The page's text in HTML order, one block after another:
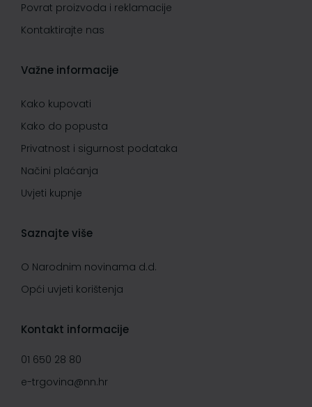
Povrat proizvoda i reklamacije
Kontaktirajte nas
Važne informacije
Kako kupovati
Kako do popusta
Privatnost i sigurnost podataka
Načini plaćanja
Uvjeti kupnje
Saznajte više
O Narodnim novinama d.d.
Opći uvjeti korištenja
Kontakt informacije
01 650 28 80
e-trgovina@nn.hr